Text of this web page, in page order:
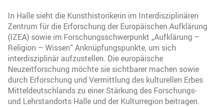
In Halle sieht die Kunsthistorikerin im Interdisziplinären
Zentrum für die Erforschung der Europäischen Aufklärung
(IZEA) sowie im Forschungsschwerpunkt „Aufklärung –
Religion – Wissen“ Anknüpfungspunkte, um sich
interdisziplinär aufzustellen. Die europäische
Neuzeitforschung möchte sie sichtbarer machen sowie
durch Erforschung und Vermittlung des kulturellen Erbes
Mitteldeutschlands zu einer Stärkung des Forschungs-
und Lehrstandorts Halle und der Kulturregion beitragen.